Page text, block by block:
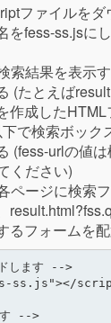
ファイルをダ
をfess-ss.jsに
索結果を表示
(たとえば
作成した
で検索ボック
(fess-urlの値
ください)
ページに検索
るフォームを
します -->
ss.js"></
す -->